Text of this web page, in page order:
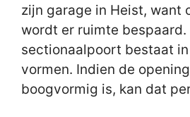
zijn garage in Heist, want
wordt er ruimte bespaard.
sectionaalpoort bestaat
vormen. Indien de
boogvormig is, kan dat